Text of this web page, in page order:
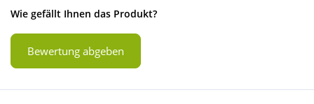
Wie gefällt Ihnen das Produkt?
Bewertung abgeben